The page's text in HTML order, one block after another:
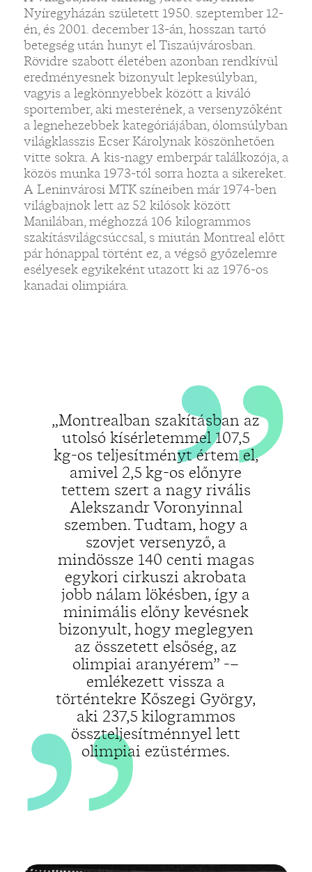
Nyíregyházán született 1950. szeptember 12-
én, és 2001. december 13-án, hosszan tartó
betegség után hunyt el Tiszaújvárosban.
Rövidre szabott életében azonban rendkívül
eredményesnek bizonyult lepkesúlyban,
vagyis a legkönnyebbek között a kiváló
sportember, aki mesterének, a versenyzőként
a legnehezebbek kategóriájában, ólomsúlyban
világklasszis Ecser Károlynak köszönhetően
vitte sokra. A kis-nagy emberpár találkozója, a
közös munka 1973-tól sorra hozta a sikereket.
A Leninvárosi MTK színeiben már 1974-ben
világbajnok lett az 52 kilósok között
Manilában, méghozzá 106 kilogrammos
szakításvilágcsúccsal, s miután Montreal előtt
pár hónappal történt ez, a végső győzelemre
esélyesek egyikeként utazott ki az 1976-os
kanadai olimpiára.
„Montrealban szakításban az
utolsó kísérletemmel 107,5
kg-os teljesítményt értem el,
amivel 2,5 kg-os előnyre
tettem szert a nagy rivális
Alekszandr Voronyinnal
szemben. Tudtam, hogy a
szovjet versenyző, a
mindössze 140 centi magas
egykori cirkuszi akrobata
jobb nálam lökésben, így a
minimális előny kevésnek
bizonyult, hogy meglegyen
az összetett elsőség, az
olimpiai aranyérem” -–
emlékezett vissza a
történtekre Kőszegi György,
aki 237,5 kilogrammos
összteljesítménnyel lett
olimpiai ezüstérmes.
„
„